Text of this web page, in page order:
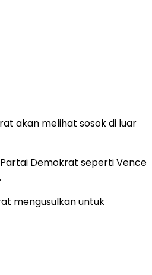
akan melihat sosok di luar
Demokrat seperti Vence
mengusulkan untuk